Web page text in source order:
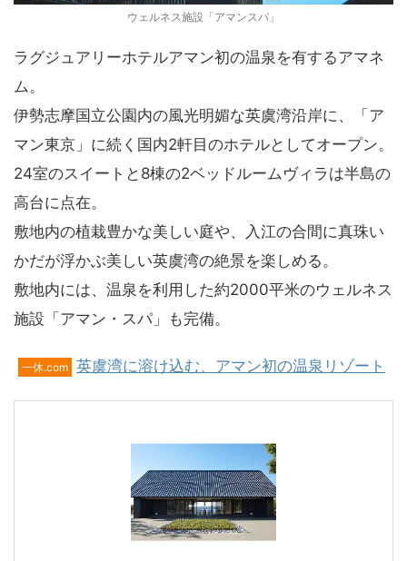
ウェルネス施設「アマンスパ」
ラグジュアリーホテルアマン初の温泉を有するアマネ
ム。
伊勢志摩国立公園内の風光明媚な英虞湾沿岸に、「ア
マン東京」に続く国内2軒目のホテルとしてオープン。
24室のスイートと8棟の2ベッドルームヴィラは半島の
高台に点在。
敷地内の植栽豊かな美しい庭や、入江の合間に真珠い
かだが浮かぶ美しい英虞湾の絶景を楽しめる。
敷地内には、温泉を利用した約2000平米のウェルネス
施設「アマン・スパ」も完備。
一休.com 英虞湾に溶け込む、アマン初の温泉リゾート